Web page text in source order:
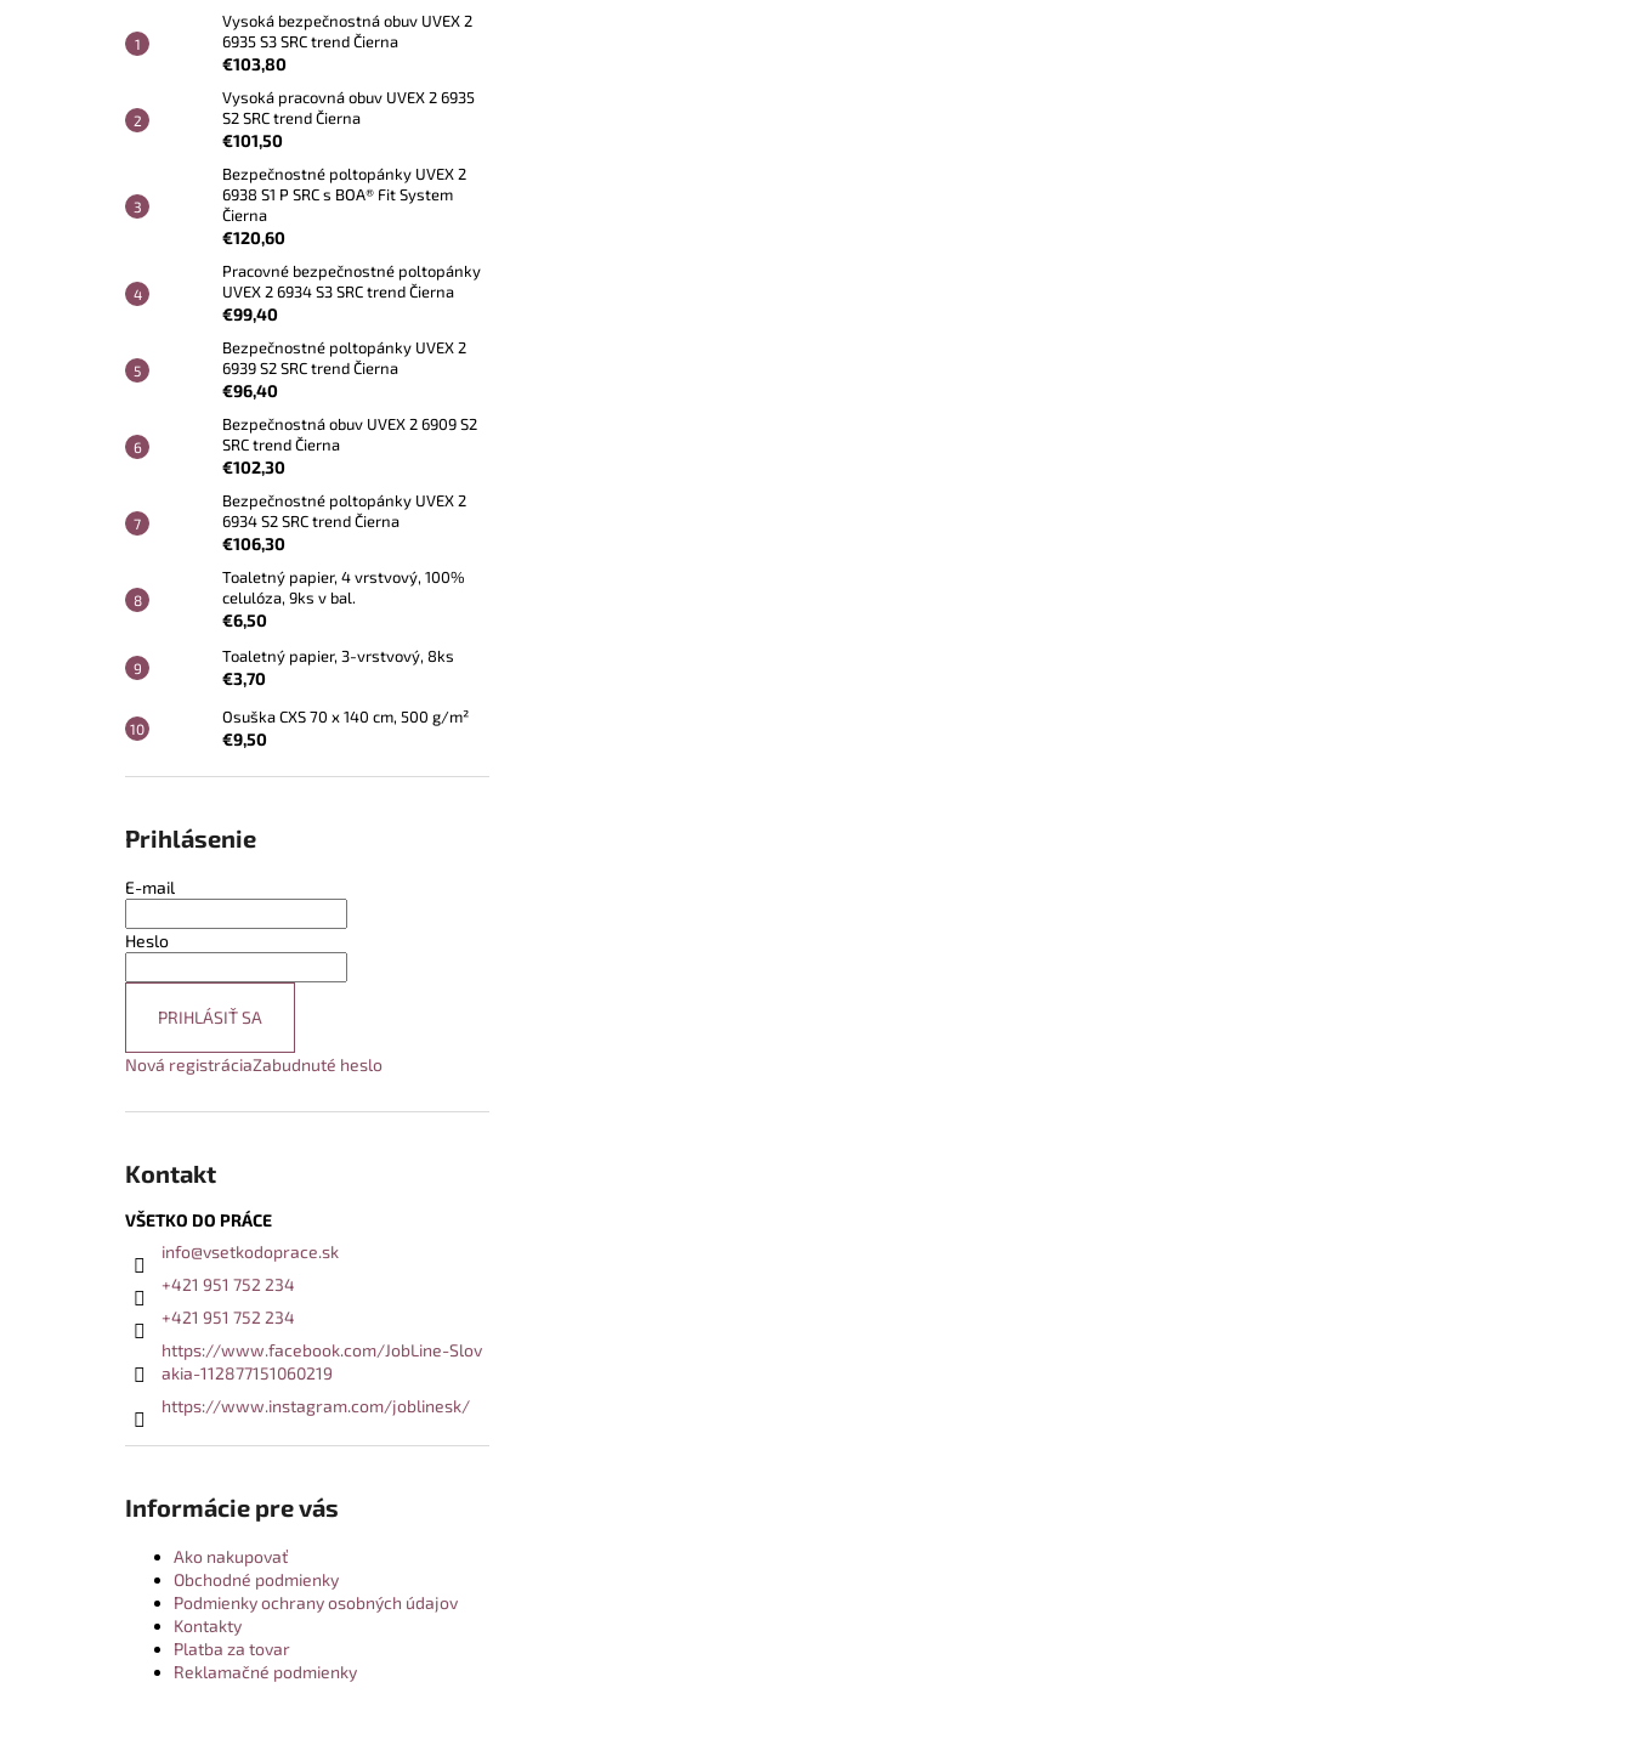
Vysoká bezpečnostná obuv UVEX 2
6935 S3 SRC trend Čierna
€103,80
Vysoká pracovná obuv UVEX 2 6935
S2 SRC trend Čierna
€101,50
Bezpečnostné poltopánky UVEX 2
6938 S1 P SRC s BOA® Fit System
Čierna
€120,60
Pracovné bezpečnostné poltopánky
UVEX 2 6934 S3 SRC trend Čierna
€99,40
Bezpečnostné poltopánky UVEX 2
6939 S2 SRC trend Čierna
€96,40
Bezpečnostná obuv UVEX 2 6909 S2
SRC trend Čierna
€102,30
Bezpečnostné poltopánky UVEX 2
6934 S2 SRC trend Čierna
€106,30
Toaletný papier, 4 vrstvový, 100%
celulóza, 9ks v bal.
€6,50
Toaletný papier, 3-vrstvový, 8ks
€3,70
Osuška CXS 70 x 140 cm, 500 g/m²
€9,50
Prihlásenie
E-mail
Heslo
PRIHLÁSIŤ SA
Nová registráciaZabudnuté heslo
Kontakt
VŠETKO DO PRÁCE
info@vsetkodoprace.sk
+421 951 752 234
+421 951 752 234
https://www.facebook.com/JobLine-Slov
akia-112877151060219
https://www.instagram.com/joblinesk/
Informácie pre vás
Ako nakupovať
Obchodné podmienky
Podmienky ochrany osobných údajov
Kontakty
Platba za tovar
Reklamačné podmienky